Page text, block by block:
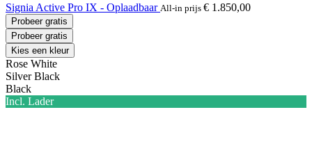
Signia Active Pro IX - Oplaadbaar All-in prijs € 1.850,00
Probeer gratis
Probeer gratis
Kies een kleur
Rose White
Silver Black
Black
Incl. Lader